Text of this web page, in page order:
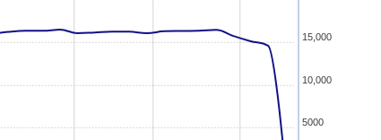
5000
10,000
15,000